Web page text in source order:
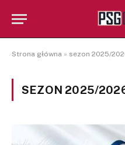
Strona główna » sezon 2025/
SEZON 2025/